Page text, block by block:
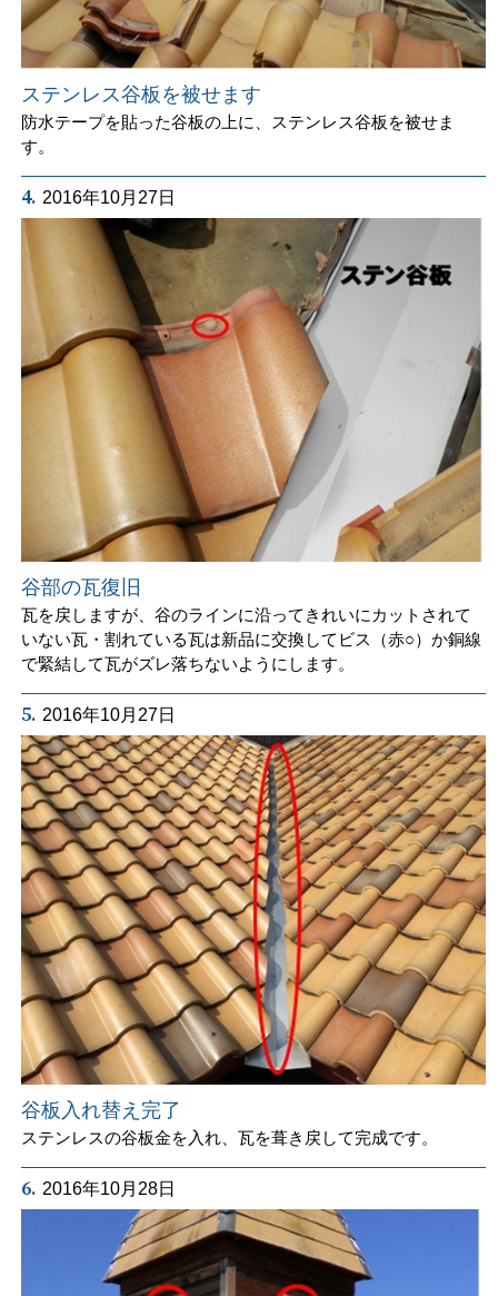
ステンレス谷板を被せます
防水テープを貼った谷板の上に、ステンレス谷板を被せま
す。
4. 2016年10月27日
谷部の瓦復旧
瓦を戻しますが、谷のラインに沿ってきれいにカットされて
いない瓦・割れている瓦は新品に交換してビス（赤○）か銅線
で緊結して瓦がズレ落ちないようにします。
5. 2016年10月27日
谷板入れ替え完了
ステンレスの谷板金を入れ、瓦を葺き戻して完成です。
6. 2016年10月28日